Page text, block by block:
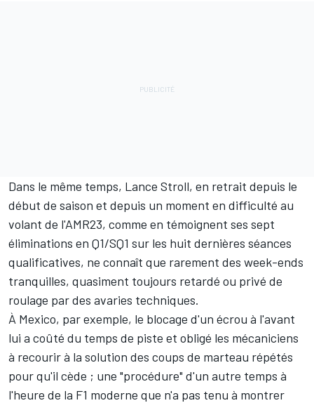
Dans le même temps, Lance Stroll, en retrait depuis le
début de saison et depuis un moment en difficulté au
volant de l'AMR23, comme en témoignent ses sept
éliminations en Q1/SQ1 sur les huit dernières séances
qualificatives, ne connaît que rarement des week-ends
tranquilles, quasiment toujours retardé ou privé de
roulage par des avaries techniques.
À Mexico, par exemple, le blocage d'un écrou à l'avant
lui a coûté du temps de piste et obligé les mécaniciens
à recourir à la solution des coups de marteau répétés
pour qu'il cède ; une "procédure" d'un autre temps à
l'heure de la F1 moderne que n'a pas tenu à montrer